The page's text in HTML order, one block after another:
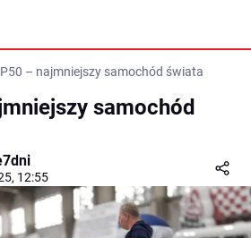
P50 – najmniejszy samochód świata
samochód
12:55